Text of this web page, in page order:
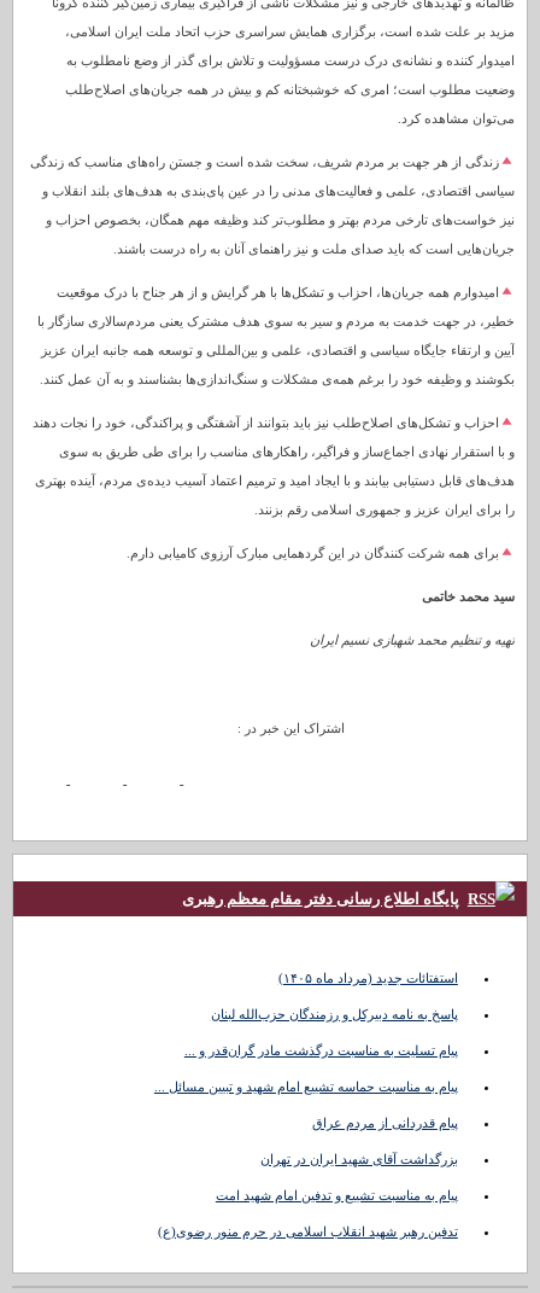
مزید بر علت شده است، برگزاری همایش سراسری حزب اتحاد ملت ایران اسلامی،
امیدوار کننده و نشانه‌ی درک درست مسؤولیت و تلاش برای گذر از وضع نامطلوب به
وضعیت مطلوب است؛ امری که خوشبختانه کم و بیش در همه جریان‌های اصلاح‌طلب
می‌توان مشاهده کرد.
زندگی از هر جهت بر مردم شریف، سخت شده است و جستن راه‌های مناسب که زندگی
سیاسی اقتصادی، علمی و فعالیت‌های مدنی را در عین پای‌بندی به هدف‌های بلند انقلاب و
نیز خواست‌های تارخی مردم بهتر و مطلوب‌تر کند وظیفه مهم همگان، بخصوص احزاب و
جریان‌هایی است که باید صدای ملت و نیز راهنمای آنان به راه درست باشند.
امیدوارم همه جریان‌ها، احزاب و تشکل‌ها با هر گرایش و از هر جناح با درک موقعیت
خطیر، در جهت خدمت به مردم و سیر به سوی هدف مشترک یعنی مردم‌سالاری سازگار با
آیین و ارتقاء جایگاه سیاسی و اقتصادی، علمی و بین‌المللی و توسعه همه جانبه ایران عزیز
بکوشند و وظیفه خود را برغم همه‌ی مشکلات و سنگ‌اندازی‌ها بشناسند و به آن عمل کنند.
احزاب و تشکل‌های اصلاح‌طلب نیز باید بتوانند از آشفتگی و پراکندگی، خود را نجات دهند
و با استقرار نهادی اجماع‌ساز و فراگیر، راهکارهای مناسب را برای طی طریق به سوی
هدف‌های قابل دستیابی بیابند و با ایجاد امید و ترمیم اعتماد آسیب دیده‌ی مردم، آینده بهتری
را برای ایران عزیز و جمهوری اسلامی رقم بزنند.
برای همه شرکت کنندگان در این گردهمایی مبارک آرزوی کامیابی دارم.
سید محمد خاتمی
تهیه و تنظیم محمد شهبازی نسیم ایران
اشتراک این خبر در :
پایگاه اطلاع رسانی دفتر مقام معظم رهبری
استفتائات جدید (مرداد ماه ۱۴۰۵)
پاسخ به نامه دبیرکل و رزمندگان حزب‌الله لبنان
پیام تسلیت به مناسبت درگذشت مادر گران‌قدر و ...
پیام به مناسبت حماسه تشییع امام شهید و تبیین مسائل ...
پیام قدردانی از مردم عراق
بزرگداشت آقای شهید ایران در تهران
پیام به مناسبت تشییع و تدفین امام شهید امت
تدفین رهبر شهید انقلاب اسلامی در حرم منور رضوی(ع)